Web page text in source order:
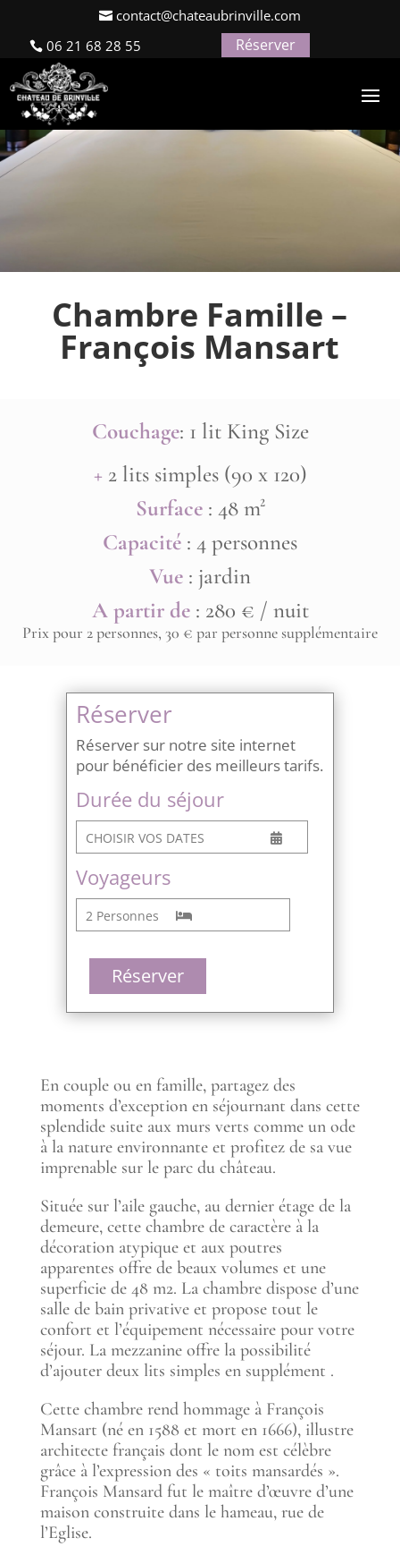
contact@chateaubrinville.com
06 21 68 28 55
Réserver
Chambre Famille –
François Mansart
Couchage: 1 lit King Size
+ 2 lits simples (90 x 120)
Surface: 48 m²
Capacité : 4 personnes
Vue : jardin
A partir de: 280 € / nuit
Prix pour 2 personnes, 30 € par personne supplémentaire
Réserver
Réserver sur notre site internet
pour bénéficier des meilleurs tarifs.
Durée du séjour
CHOISIR VOS DATES
Voyageurs
2 Personnes
Réserver
En couple ou en famille, partagez des
moments d’exception en séjournant dans cette
splendide suite aux murs verts comme un ode
à la nature environnante et profitez de sa vue
imprenable sur le parc du château.
Située sur l’aile gauche, au dernier étage de la
demeure, cette chambre de caractère à la
décoration atypique et aux poutres
apparentes offre de beaux volumes et une
superficie de 48 m2. La chambre dispose d’une
salle de bain privative et propose tout le
confort et l’équipement nécessaire pour votre
séjour. La mezzanine offre la possibilité
d’ajouter deux lits simples en supplément .
Cette chambre rend hommage à François
Mansart (né en 1588 et mort en 1666), illustre
architecte français dont le nom est célèbre
grâce à l’expression des « toits mansardés ».
François Mansard fut le maître d’œuvre d’une
maison construite dans le hameau, rue de
l’Eglise.